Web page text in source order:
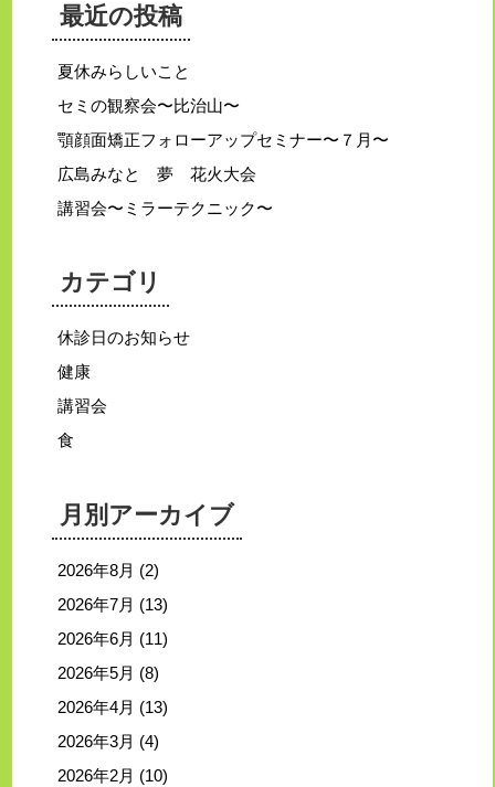
最近の投稿
夏休みらしいこと
セミの観察会〜比治山〜
顎顔面矯正フォローアップセミナー〜７月〜
広島みなと 夢 花火大会
講習会〜ミラーテクニック〜
カテゴリ
休診日のお知らせ
健康
講習会
食
月別アーカイブ
2026年8月 (2)
2026年7月 (13)
2026年6月 (11)
2026年5月 (8)
2026年4月 (13)
2026年3月 (4)
2026年2月 (10)